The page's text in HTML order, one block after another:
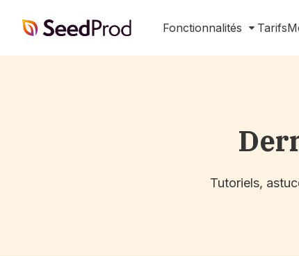
SeedProd Fonctionnalités Tarifs
Tutoriels,